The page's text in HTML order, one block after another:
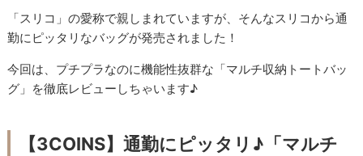
「スリコ」の愛称で親しまれていますが、そんなスリコから通
勤にピッタリなバッグが発売されました！
今回は、プチプラなのに機能性抜群な「マルチ収納トートバッ
グ」を徹底レビューしちゃいます♪
【3COINS】通勤にピッタリ♪「マルチ